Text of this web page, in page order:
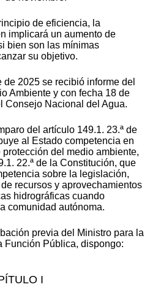
de eficiencia, la
implicará un aumento de
bien son las mínimas
su objetivo.
2025 se recibió informe del
Ambiente y con fecha 18 de
Consejo Nacional del Agua.
del artículo 149.1. 23.ª de
al Estado competencia en
del medio ambiente,
22.ª de la Constitución, que
sobre la legislación,
recursos y aprovechamientos
hidrográficas cuando
comunidad autónoma.
previa del Ministro para la
Función Pública, dispongo:
I